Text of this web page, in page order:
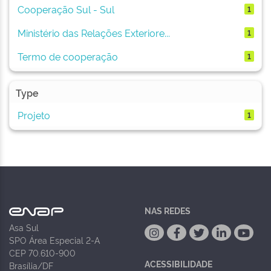
Cooperação Sul - Sul 1
Ministério das Relações Exteriore... 1
Termo de cooperação 1
Type
Projeto
1
Asa Sul
SPO Área Especial 2-A
CEP 70.610-900
Brasília/DF
NAS REDES
ACESSIBILIDADE